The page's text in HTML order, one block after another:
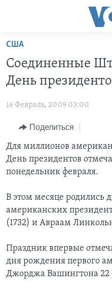
Перейти
основной
контент
навигации
Перейти
поиск
ПРОГРАММЫ
НОВОСТИ ЗА МИНУТУ
ИТОГИ
ПОЧЕМУ ЭТО ВАЖНО?
ДИСКУССИЯ VOA
НЬЮ-ЙОРК NEW YORK
АМЕРИКА. БОЛЬШОЕ
ПРОЕКТЫ
УЧИМ АНГЛИЙСКИЙ
НАША АМЕРИКАНСКАЯ
А КАК В АМЕРИКЕ?
АРТЕФАКТЫ
ТЕСТЫ
ЭКСПЕРТИЗА
ИНТЕРВЬЮ
ФАКТЫ ПРОТИВ ФЕЙКОВ
ЗА СВОБОДУ ПРЕССЫ
ВИДЕО
ПОДПИСКА НА НОВОСТИ
Learning English
СОЦИАЛЬНЫЕ СЕТИ
США
Соединенные
День
16 Февраль, 2009 03:00
Поделиться
Для миллионов
День президентов
понедельник февраля.
В этом месяце родились
американских
(1732) и Авраам
Праздник впервые
дня рождения первого
Джорджа Вашингтона 22